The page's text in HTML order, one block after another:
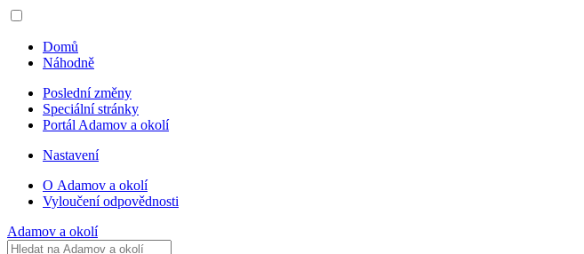
Domů
Náhodně
Poslední změny
Speciální stránky
Portál Adamov a okolí
Nastavení
O Adamov a okolí
Vyloučení odpovědnosti
Adamov a okolí